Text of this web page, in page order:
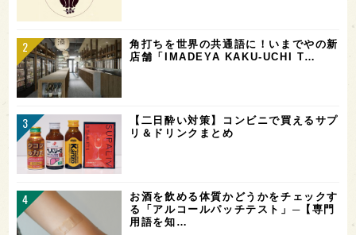
角打ちを世界の共通語に！いまでやの新
店舗「IMADEYA KAKU-UCHI T…
【二日酔い対策】コンビニで買えるサプ
リ＆ドリンクまとめ
お酒を飲める体質かどうかをチェックす
る「アルコールパッチテスト」─【専門
用語を知…